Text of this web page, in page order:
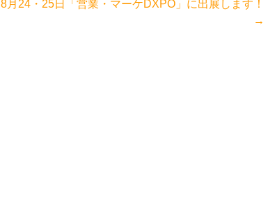
8月24・25日「営業・マーケDXPO」に出展します！
→